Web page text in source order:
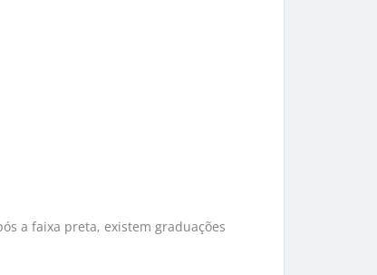
a faixa preta, existem graduações